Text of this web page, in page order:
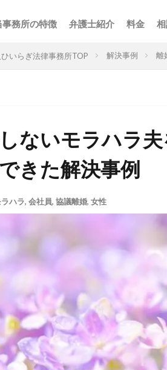
事務所の特徴 弁護士紹介 料金
いらぎ法律事務所TOP 解決事例 離
ないモラハラ
きた解決事例
ハラ, 会社員, 協議離婚, 女性